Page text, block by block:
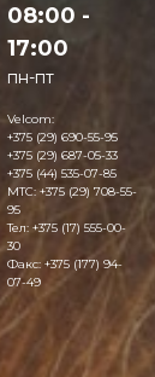
08:00 -
17:00
пн-пт
Velcom:
+375 (29) 690-55-95
+375 (29) 687-05-33
+375 (44) 535-07-85
MTC:+375 (29) 708-55-
95
Тел: +375 (17) 555-00-
30
Факс: +375 (177) 94-
07-49